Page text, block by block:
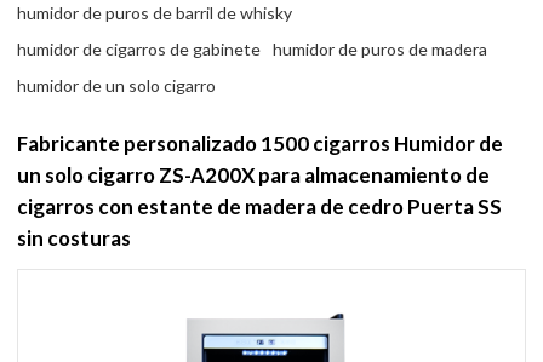
humidor de puros de barril de whisky
humidor de cigarros de gabinete
humidor de puros de madera
humidor de un solo cigarro
Fabricante personalizado 1500 cigarros Humidor de
un solo cigarro ZS-A200X para almacenamiento de
cigarros con estante de madera de cedro Puerta SS
sin costuras